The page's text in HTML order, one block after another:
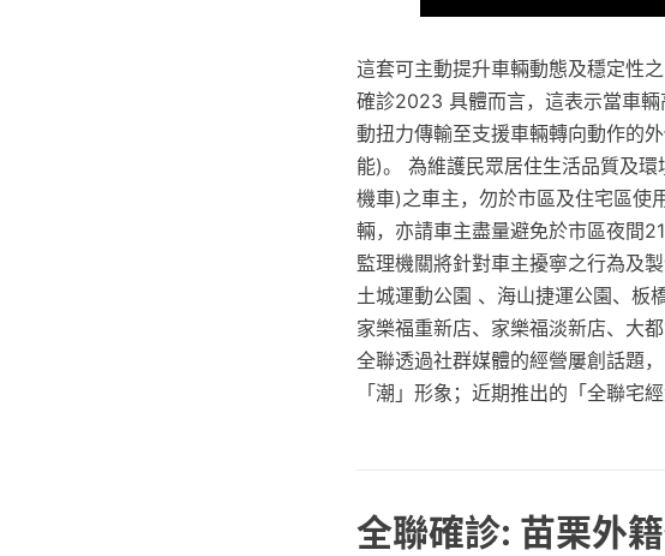
這套可主動提升車輛動態及穩定性
確診2023 具體而言，這表示當車
動扭力傳輸至支援車輛轉向動作的
能)。 為維護民眾居住生活品質及
機車)之車主，勿於市區及住宅區使
輛，亦請車主盡量避免於市區夜間
監理機關將針對車主擾寧之行為及
土城運動公園 、海山捷運公園、板
家樂福重新店、家樂福淡新店、大
全聯透過社群媒體的經營屢創話題
「潮」形象；近期推出的「全聯宅
全聯確診: 苗栗外